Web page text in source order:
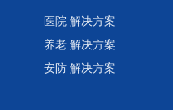
医院 解决方案
养老 解决方案
安防 解决方案